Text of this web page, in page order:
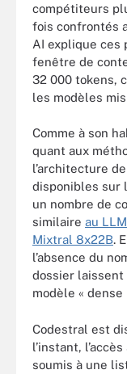
compétiteurs
fois confrontés
AI explique ces
fenêtre de
32 000 tokens,
les modèles
Comme à son
quant aux
l’architecture
disponibles sur
un nombre de
similaire au
Mixtral 8x22B.
l’absence du
dossier laissent
modèle « dense
Codestral est
l’instant,
soumis à une